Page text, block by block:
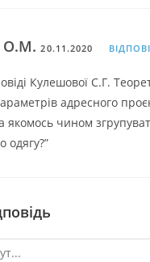
О.М.20.11.2020
Кулешової С.Г.
адресного
якомось чином
одягу?”